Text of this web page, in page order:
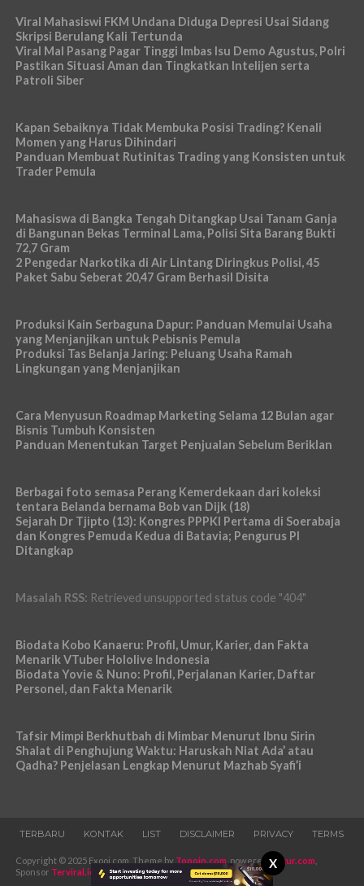
X
Viral Mahasiswi FKM Undana Diduga Depresi Usai Sidang
Skripsi Berulang Kali Tertunda
Viral Mal Pasang Pagar Tinggi Imbas Isu Demo Agustus, Polri
Pastikan Situasi Aman dan Tingkatkan Intelijen serta
Patroli Siber
Kapan Sebaiknya Tidak Membuka Posisi Trading? Kenali
Momen yang Harus Dihindari
Panduan Membuat Rutinitas Trading yang Konsisten untuk
Trader Pemula
Mahasiswa di Bangka Tengah Ditangkap Usai Tanam Ganja
di Bangunan Bekas Terminal Lama, Polisi Sita Barang Bukti
72,7 Gram
2 Pengedar Narkotika di Air Lintang Diringkus Polisi, 45
Paket Sabu Seberat 20,47 Gram Berhasil Disita
Produksi Kain Serbaguna Dapur: Panduan Memulai Usaha
yang Menjanjikan untuk Pebisnis Pemula
Produksi Tas Belanja Jaring: Peluang Usaha Ramah
Lingkungan yang Menjanjikan
Cara Menyusun Roadmap Marketing Selama 12 Bulan agar
Bisnis Tumbuh Konsisten
Panduan Menentukan Target Penjualan Sebelum Beriklan
Berbagai foto semasa Perang Kemerdekaan dari koleksi
tentara Belanda bernama Bob van Dijk (18)
Sejarah Dr Tjipto (13): Kongres PPPKI Pertama di Soerabaja
dan Kongres Pemuda Kedua di Batavia; Pengurus PI
Ditangkap
Masalah RSS: Retrieved unsupported status code "404"
Biodata Kobo Kanaeru: Profil, Umur, Karier, dan Fakta
Menarik VTuber Hololive Indonesia
Biodata Yovie & Nuno: Profil, Perjalanan Karier, Daftar
Personel, dan Fakta Menarik
Tafsir Mimpi Berkhutbah di Mimbar Menurut Ibnu Sirin
Shalat di Penghujung Waktu: Haruskah Niat Ada’ atau
Qadha? Penjelasan Lengkap Menurut Mazhab Syafi’i
TERBARU KONTAK LIST DISCLAIMER PRIVACY TERMS
Copyright © 2025 Exooi.com. Theme by Topoin.com , poweredPugur.com
Sponsor Terviral.id -Iklans.com.